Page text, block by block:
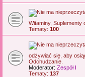
Witaminy, Suplementy
Tematy: 100
odżywiać się, aby
Odchudzanie.
Moderator: Zespół I
Tematy: 137